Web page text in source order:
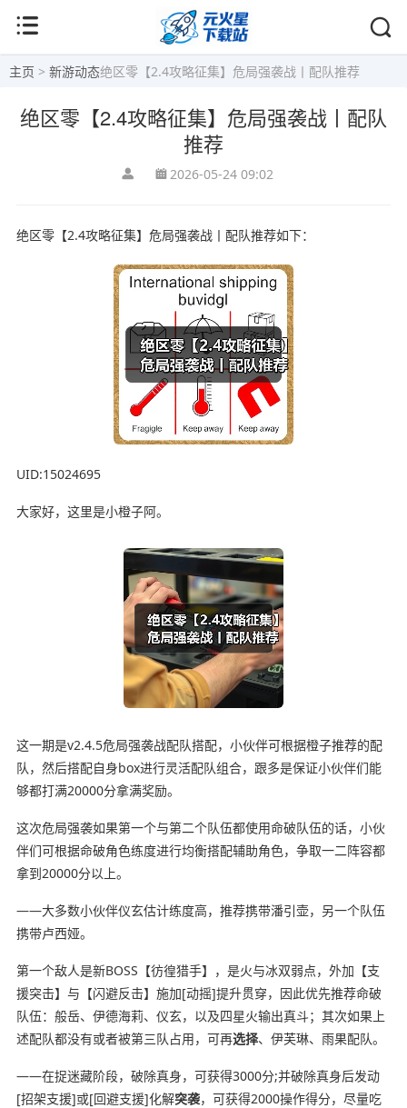
主页 > 新游动态绝区零【2.4攻略征集】危局强袭战丨配队推荐
绝区零【2.4攻略征集】危局强袭战丨配队
推荐
2026-05-24 09:02
绝区零【2.4攻略征集】危局强袭战丨配队推荐如下：
UID:15024695
大家好，这里是小橙子阿。
这一期是v2.4.5危局强袭战配队搭配，小伙伴可根据橙子推荐的配
队，然后搭配自身box进行灵活配队组合，跟多是保证小伙伴们能
够都打满20000分拿满奖励。
这次危局强袭如果第一个与第二个队伍都使用命破队伍的话，小伙
伴们可根据命破角色练度进行均衡搭配辅助角色，争取一二阵容都
拿到20000分以上。
——大多数小伙伴仪玄估计练度高，推荐携带潘引壶，另一个队伍
携带卢西娅。
第一个敌人是新BOSS【彷徨猎手】，是火与冰双弱点，外加【支
援突击】与【闪避反击】施加[动摇]提升贯穿，因此优先推荐命破
队伍：般岳、伊德海莉、仪玄，以及四星火输出真斗；其次如果上
述配队都没有或者被第三队占用，可再选择、伊芙琳、雨果配队。
——在捉迷藏阶段，破除真身，可获得3000分;并破除真身后发动
[招架支援]或[回避支援]化解突袭，可获得2000操作得分，尽量吃